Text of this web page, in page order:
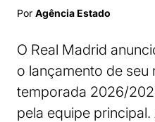
Por Agência Estado
O Real Madrid
o lançamento de
temporada 2026/
pela equipe